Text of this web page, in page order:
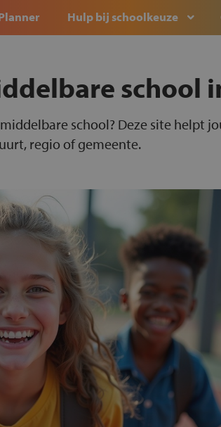
Hulp bij schoolkeuze
school
school? Deze site helpt
regio of gemeente.